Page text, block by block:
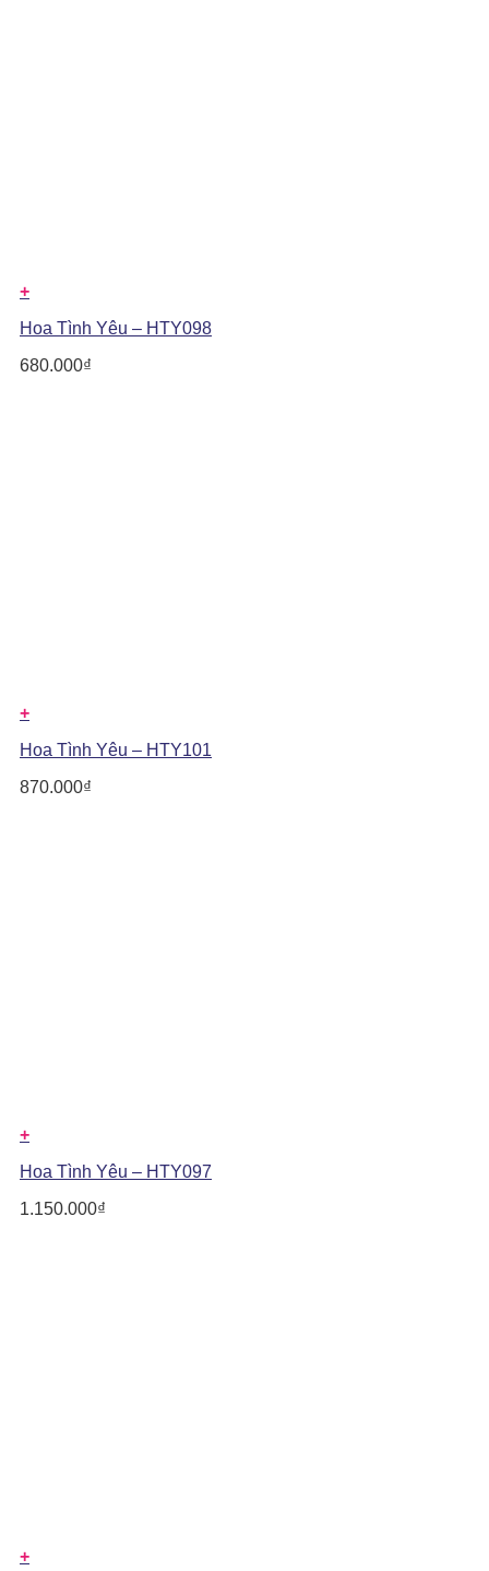
+
Hoa Tình Yêu – HTY098
680.000₫
+
Hoa Tình Yêu – HTY101
870.000₫
+
Hoa Tình Yêu – HTY097
1.150.000₫
+